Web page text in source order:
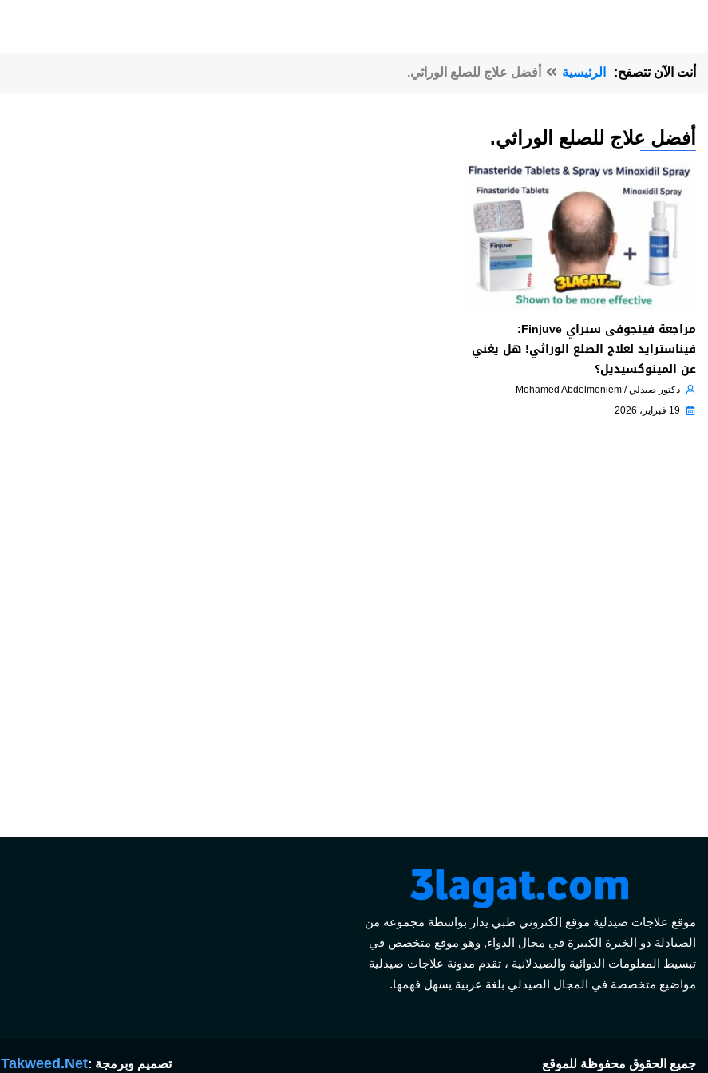
أنت الآن تتصفح: الرئيسية أفضل علاج للصلع الوراثي.
أفضل علاج للصلع الوراثي.
مراجعة فينجوفى سبراي Finjuve:
فيناسترايد لعلاج الصلع الوراثي! هل يغني
عن المينوكسيديل؟
دكتور صيدلي / Mohamed Abdelmoniem
19 فبراير، 2026
موقع علاجات صيدلية موقع إلكتروني طبي يدار بواسطة مجموعه من
الصيادلة ذو الخبرة الكبيرة في مجال الدواء, وهو موقع متخصص في
تبسيط المعلومات الدوائية والصيدلانية ، تقدم مدونة علاجات صيدلية
مواضيع متخصصة في المجال الصيدلي بلغة عربية يسهل فهمها.
جميع الحقوق محفوظة للموقع تصميم وبرمجة :Takweed.Net